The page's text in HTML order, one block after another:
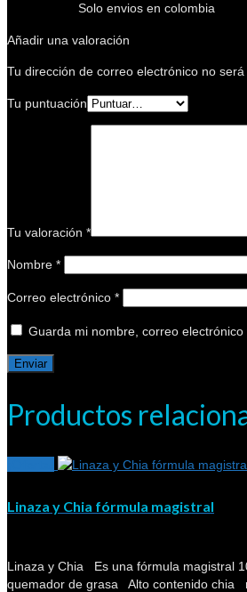
Solo envios en colombia
Añadir una valoración
Tu dirección de correo electrónico no será
Tu puntuación
Tu valoración *
Nombre *
Correo electrónico *
Guarda mi nombre, correo
Productos
Linaza y Chia fórmula magistral
Linaza y Chia Es una fórmula magistral
quemador de grasa Alto contenido chia